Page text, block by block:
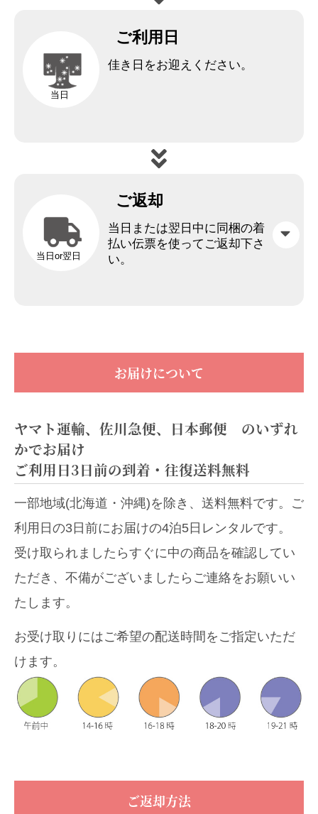
ご利用日
当日
佳き日をお迎えください。
ご返却
当日or翌日
当日または翌日中に同梱の着
払い伝票を使ってご返却下さ
い。
お届けについて
ヤマト運輸、佐川急便、日本郵便 のいずれ
かでお届け
ご利用日3日前の到着・往復送料無料
一部地域(北海道・沖縄)を除き、送料無料です。ご
利用日の3日前にお届けの4泊5日レンタルです。
受け取られましたらすぐに中の商品を確認してい
ただき、不備がございましたらご連絡をお願いい
たします。
お受け取りにはご希望の配送時間をご指定いただ
けます。
ご返却方法